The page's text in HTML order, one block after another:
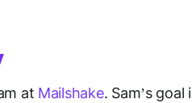
at Mailshake. Sam’s